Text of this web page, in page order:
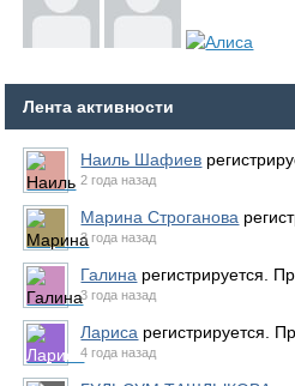
Лента активности
Наиль Шафиев
2 года назад
Марина Строганова
3 года назад
Галина регистрируется.
3 года назад
Лариса регистрируется.
4 года назад